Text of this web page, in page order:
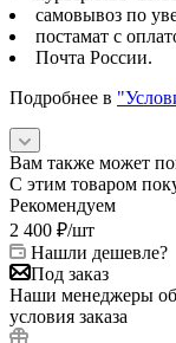
самовывоз по
постамат с
Почта России.
Подробнее в
Вам также может
С этим товаром
Рекомендуем
2 400 ₽/шт
Нашли дешевле?
Под заказ
Наши менеджеры
условия заказа